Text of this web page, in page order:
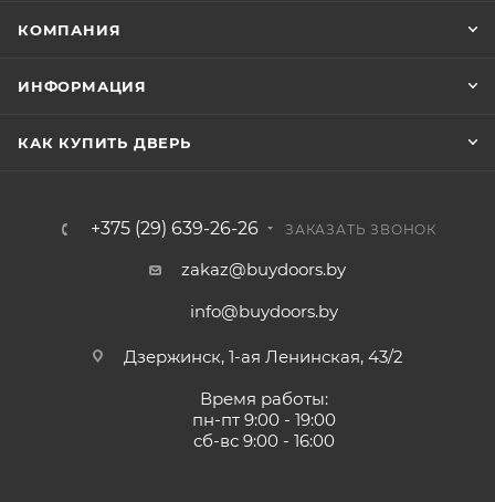
КОМПАНИЯ
ИНФОРМАЦИЯ
КАК КУПИТЬ ДВЕРЬ
+375 (29) 639-26-26 ЗАКАЗАТЬ ЗВОНОК
zakaz@buydoors.by
info@buydoors.by
Дзержинск, 1-ая Ленинская, 43/2
Время работы:
пн-пт 9:00 - 19:00
сб-вс 9:00 - 16:00